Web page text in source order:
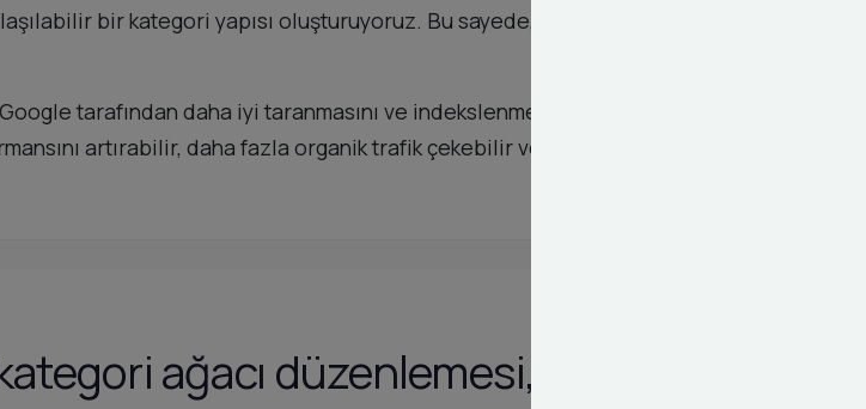
bir kategori yapısı oluşturuyoruz. Bu sayede, kullanıcılar aradıklarını daha
tarafından daha iyi taranmasını ve indekslenmesini sağlıyoruz. Dashy Digital
artırabilir, daha fazla organik trafik çekebilir ve satışlarınızı
ağacı düzenlemesi,